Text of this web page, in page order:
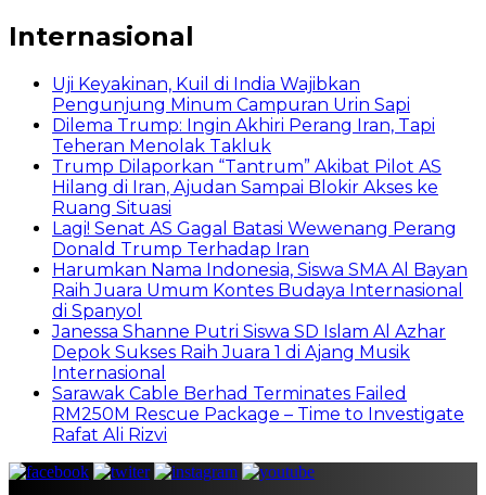
Internasional
Uji Keyakinan, Kuil di India Wajibkan
Pengunjung Minum Campuran Urin Sapi
Dilema Trump: Ingin Akhiri Perang Iran, Tapi
Teheran Menolak Takluk
Trump Dilaporkan “Tantrum” Akibat Pilot AS
Hilang di Iran, Ajudan Sampai Blokir Akses ke
Ruang Situasi
Lagi! Senat AS Gagal Batasi Wewenang Perang
Donald Trump Terhadap Iran
Harumkan Nama Indonesia, Siswa SMA Al Bayan
Raih Juara Umum Kontes Budaya Internasional
di Spanyol
Janessa Shanne Putri Siswa SD Islam Al Azhar
Depok Sukses Raih Juara 1 di Ajang Musik
Internasional
Sarawak Cable Berhad Terminates Failed
RM250M Rescue Package – Time to Investigate
Rafat Ali Rizvi